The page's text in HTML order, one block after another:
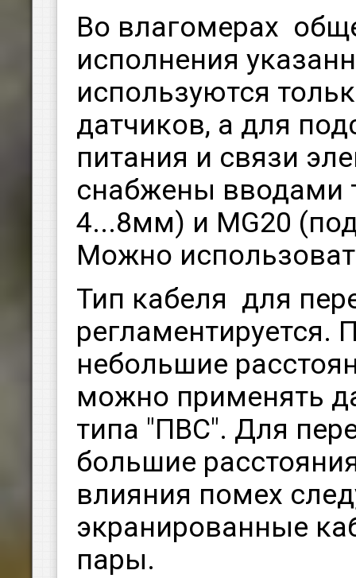
Во влагомерах
исполнения
используются
датчиков, а для
питания и связи
снабжены вводами
4...8мм) и MG20
Можно
Тип кабеля для
регламентируется.
небольшие
можно применять
типа "ПВС". Для
большие
влияния помех
экранированные
пары.